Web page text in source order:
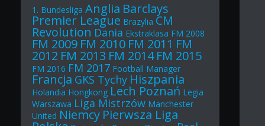
1. Bundesliga Anglia Barclays
Premier League Brazylia CM
Revolution Dania Ekstraklasa FM 2008
FM 2009 FM 2010 FM 2011 FM
2012 FM 2013 FM 2014 FM 2015
FM 2016 FM 2017 Football Manager
Francja GKS Tychy Hiszpania
Holandia Hongkong Lech Poznań Legia
Warszawa Liga Mistrzów Manchester
United Niemcy Pierwsza Liga